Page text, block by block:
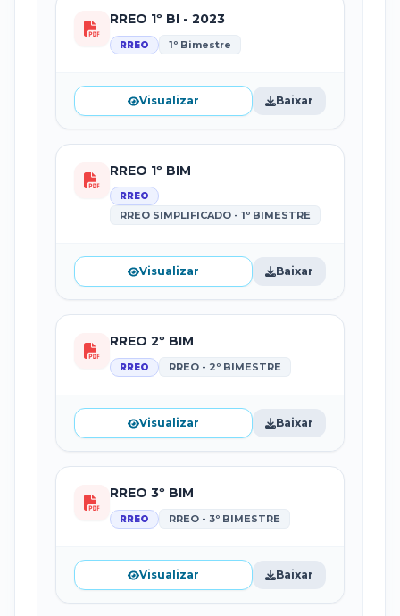
RREO 1º BI - 2023
RREO 1º Bimestre
Visualizar Baixar
RREO 1º BIM
RREO
RREO SIMPLIFICADO - 1º BIMESTRE
Visualizar Baixar
RREO 2º BIM
RREO RREO - 2º BIMESTRE
Visualizar Baixar
RREO 3º BIM
RREO RREO - 3º BIMESTRE
Visualizar Baixar